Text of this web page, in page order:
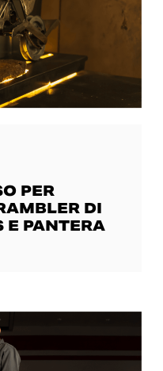
PER
DI
E PANTERA